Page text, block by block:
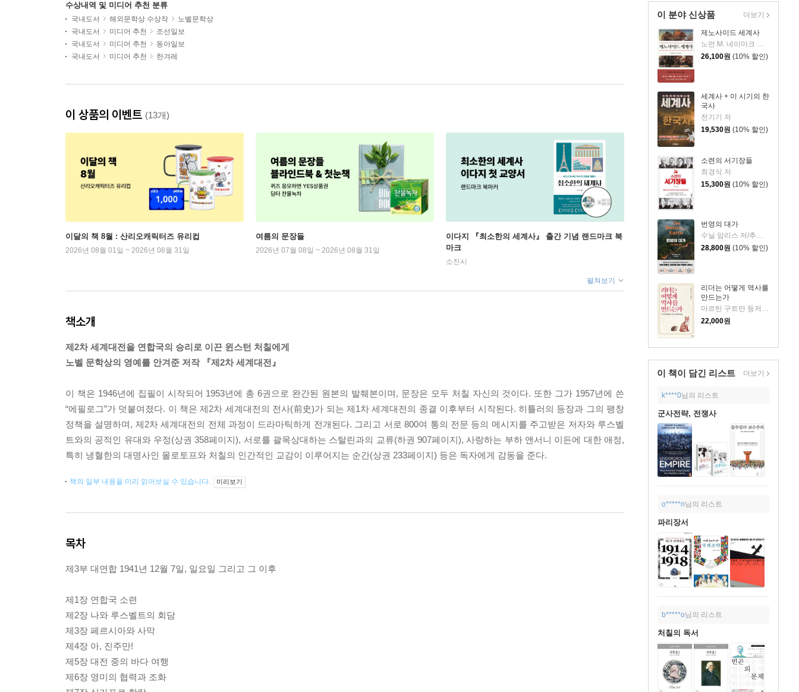
이 분야 신상품
제노사이드 세계사
26,100원 (10% 할인)
세계사 + 이 시기의 한
국사
전기기 저
19,530원 (10% 할인)
소련의 서기장들
최경식 저
15,300원 (10% 할인)
번영의 대가
수닐 암리스 저/추선영 역
28,800원 (10% 할인)
리더는 어떻게 역사를
만드는가
마르틴 구트만 등저/김동환 편역
22,000원
더보기
이 책이 담긴 리스트 더보기
k****0님의 리스트
군사전략, 전쟁사
o*****n님의 리스트
파리장서
b*****o님의 리스트
처칠의 독서
수상내역 및 미디어 추천 분류
국내도서 해외문학상 수상작
노벨문학상
국내도서
미디어 추천
조선일보
국내도서
미디어 추천
동아일보
국내도서
미디어 추천 한겨레
이 상품의 이벤트 (13개)
이달의 책 8월 : 산리오캐릭터즈 유리컵
2026년 08월 01일 ~ 2026년 08월 31일
여름의 문장들
2026년 07월 08일 ~ 2026년 08월 31일
이다지 『최소한의 세계사』 출간 기념 랜드마크 북
마크
소진시
펼쳐보기
책소개
제2차 세계대전을 연합국의 승리로 이끈 윈스턴 처칠에게
노벨 문학상의 영예를 안겨준 저작 『제2차 세계대전』
이 책은 1946년에 집필이 시작되어 1953년에 총 6권으로 완간된 원본의 발췌본이며, 문장은 모두 처칠 자신의 것이다. 또한 그가 1957년에 쓴
“에필로그”가 덧붙여졌다. 이 책은 제2차 세계대전의 전사(前史)가 되는 제1차 세계대전의 종결 이후부터 시작된다. 히틀러의 등장과 그의 팽창
정책을 설명하며, 제2차 세계대전의 전체 과정이 드라마틱하게 전개된다. 그리고 서로 800여 통의 전문 등의 메시지를 주고받은 저자와 루스벨
트와의 공적인 유대와 우정(상권 358페이지), 서로를 괄목상대하는 스탈린과의 교류(하권 907페이지), 사랑하는 부하 앤서니 이든에 대한 애정,
특히 냉혈한의 대명사인 몰로토프와 처칠의 인간적인 교감이 이루어지는 순간(상권 233페이지) 등은 독자에게 감동을 준다.
책의 일부 내용을 미리 읽어보실 수 있습니다. 미리보기
목차
제3부 대연합 1941년 12월 7일, 일요일 그리고 그 이후
제1장 연합국 소련
제2장 나와 루스벨트의 회담
제3장 페르시아와 사막
제4장 아, 진주만!
제5장 대전 중의 바다 여행
제6장 영미의 협력과 조화